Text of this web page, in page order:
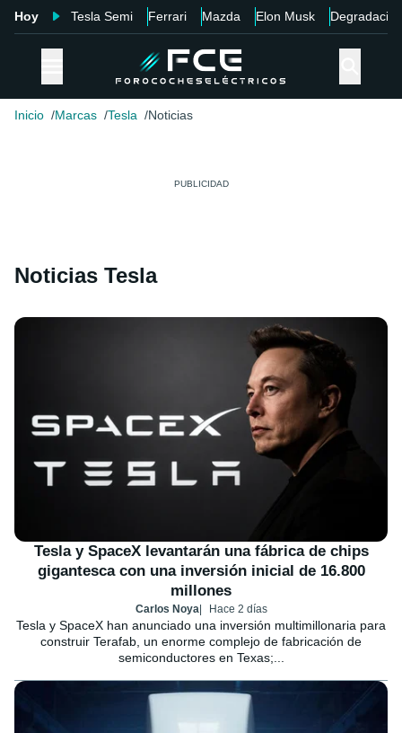
Hoy Tesla Semi Ferrari Mazda Elon Musk Degradación
Inicio Marcas Tesla Noticias
Noticias Tesla
Tesla y SpaceX levantarán una fábrica de chips
gigantesca con una inversión inicial de 16.800
millones
Carlos Noya Hace 2 días
Tesla y SpaceX han anunciado una inversión multimillonaria para
construir Terafab, un enorme complejo de fabricación de
semiconductores en Texas;...